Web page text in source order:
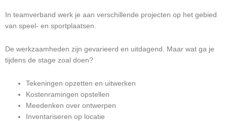
In teamverband werk je aan verschillende projecten op het gebied
van speel- en sportplaatsen.
De werkzaamheden zijn gevarieerd en uitdagend. Maar wat ga je
tijdens de stage zoal doen?
Tekeningen opzetten en uitwerken
Kostenramingen opstellen
Meedenken over ontwerpen
Inventariseren op locatie